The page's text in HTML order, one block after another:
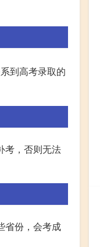
到高考录取的
考，否则无法
省份，会考成